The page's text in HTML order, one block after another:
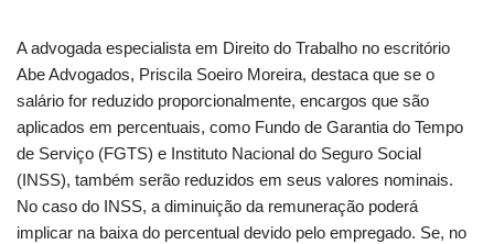
A advogada especialista em Direito do Trabalho no escritório
Abe Advogados, Priscila Soeiro Moreira, destaca que se o
salário for reduzido proporcionalmente, encargos que são
aplicados em percentuais, como Fundo de Garantia do Tempo
de Serviço (FGTS) e Instituto Nacional do Seguro Social
(INSS), também serão reduzidos em seus valores nominais.
No caso do INSS, a diminuição da remuneração poderá
implicar na baixa do percentual devido pelo empregado. Se, no